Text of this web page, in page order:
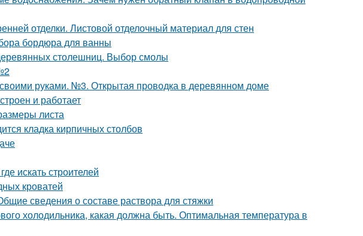
отделки. Листовой отделочный материал для стен
бордюра для ванны
столешниц. Выбор смолы
руками. №3. Открытая проводка в деревянном доме
и работает
листа
кладка кирпичных столбов
искать строителей
кроватей
сведения о составе раствора для стяжки
холодильника, какая должна быть. Оптимальная температура в